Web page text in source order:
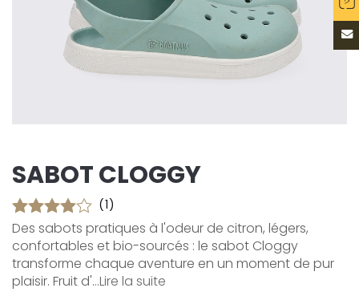
SABOT CLOGGY
(1)
Des sabots pratiques à l'odeur de citron, légers,
confortables et bio-sourcés : le sabot Cloggy
transforme chaque aventure en un moment de pur
plaisir. Fruit d'...Lire la suite